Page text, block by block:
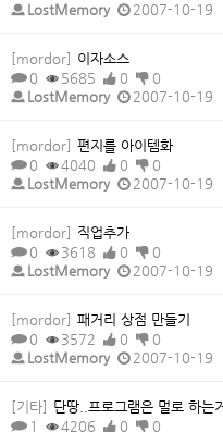
LostMemory
2007-10-19
[mordor] 이자소스
0
5685 0
0
LostMemory
2007-10-19
[mordor] 편지를 아이템화
0
4040 0
0
LostMemory
2007-10-19
[mordor] 직업추가
0
3618 0
0
LostMemory
2007-10-19
[mordor] 패거리 상점 만들기
0
3572 0
0
LostMemory
2007-10-19
[기타] 단땅..프로그램은 멀로 하
1
4206 0 0